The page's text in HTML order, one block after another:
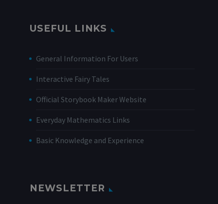
USEFUL LINKS
General Information For Users
Interactive Fairy Tales
Official Storybook Maker Website
Everyday Mathematics Links
Basic Knowledge and Experience
NEWSLETTER